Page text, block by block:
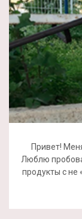
Привет!
Люблю
продукты с не